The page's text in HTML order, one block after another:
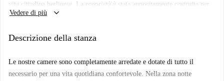
vita cittadina berlinese. La proprietà è stata appositamente costruita per
essere il luogo ideale in cui godersi lo stile di vita del co-living e sentirsi
degli edifici. Entrambi dispongono di cucine completamente attrezzate
Qui potrete cucinare insieme ai vostri coinquilini o rilassarvi guardando
un nuovo programma. In linea con i nostri sforzi per la sostenibilità,
Vedere di più keyboard_arrow_down
Descrizione della stanza
Le nostre camere sono completamente arredate e dotate di tutto il
necessario per una vita quotidiana confortevole. Nella zona notte